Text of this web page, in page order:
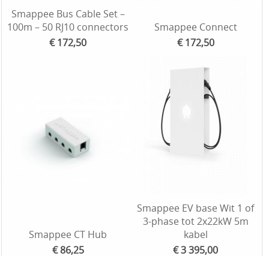
Smappee Bus Cable Set –
100m – 50 RJ10 connectors
€ 172,50
Smappee Connect
€ 172,50
Smappee CT Hub
€ 86,25
Smappee EV base Wit 1 of
3-phase tot 2x22kW 5m
kabel
€ 3 395,00